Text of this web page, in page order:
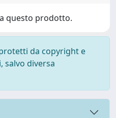
questo prodotto.
da copyright e
diversa